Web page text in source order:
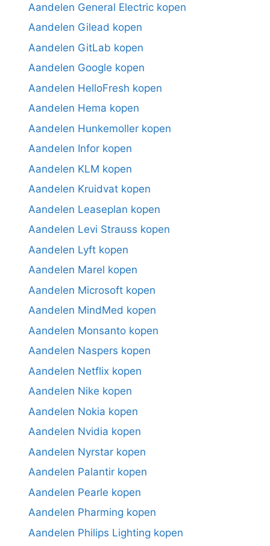
Aandelen General Electric kopen
Aandelen Gilead kopen
Aandelen GitLab kopen
Aandelen Google kopen
Aandelen HelloFresh kopen
Aandelen Hema kopen
Aandelen Hunkemoller kopen
Aandelen Infor kopen
Aandelen KLM kopen
Aandelen Kruidvat kopen
Aandelen Leaseplan kopen
Aandelen Levi Strauss kopen
Aandelen Lyft kopen
Aandelen Marel kopen
Aandelen Microsoft kopen
Aandelen MindMed kopen
Aandelen Monsanto kopen
Aandelen Naspers kopen
Aandelen Netflix kopen
Aandelen Nike kopen
Aandelen Nokia kopen
Aandelen Nvidia kopen
Aandelen Nyrstar kopen
Aandelen Palantir kopen
Aandelen Pearle kopen
Aandelen Pharming kopen
Aandelen Philips Lighting kopen